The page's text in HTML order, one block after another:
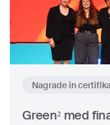
Nagrade in
Green² med